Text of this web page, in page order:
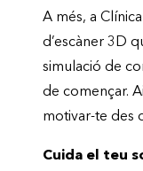
A més, a
d’escàner 3D
simulació de
de començar.
motivar-te des
Cuida el teu